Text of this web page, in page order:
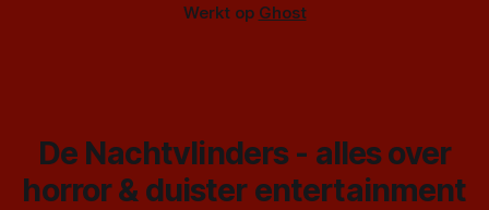
Werkt op Ghost
De Nachtvlinders - alles over
horror & duister entertainment